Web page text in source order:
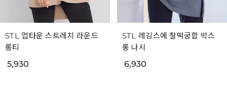
STL 업타운 스트레치 라운드
롱티
5,930
STL 레깅스에 찰떡궁합 박스
롱 나시
6,930